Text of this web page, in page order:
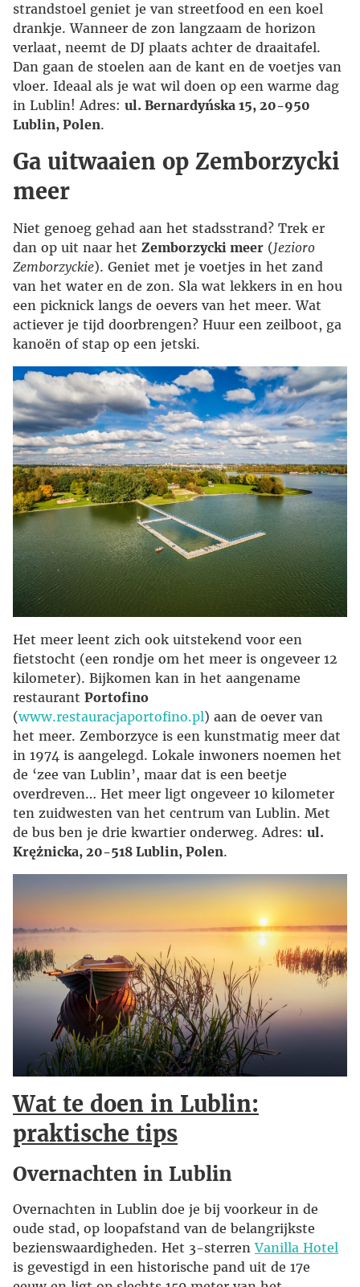
strandstoel geniet je van streetfood en een koel
drankje. Wanneer de zon langzaam de horizon
verlaat, neemt de DJ plaats achter de draaitafel.
Dan gaan de stoelen aan de kant en de voetjes van
vloer. Ideaal als je wat wil doen op een warme dag
in Lublin! Adres: ul. Bernardyńska 15, 20-950
Lublin, Polen.
Ga uitwaaien op Zemborzycki
meer
Niet genoeg gehad aan het stadsstrand? Trek er
dan op uit naar het Zemborzycki meer (Jezioro
Zemborzyckie). Geniet met je voetjes in het zand
van het water en de zon. Sla wat lekkers in en hou
een picknick langs de oevers van het meer. Wat
actiever je tijd doorbrengen? Huur een zeilboot, ga
kanoën of stap op een jetski.
Het meer leent zich ook uitstekend voor een
fietstocht (een rondje om het meer is ongeveer 12
kilometer). Bijkomen kan in het aangename
restaurant Portofino
(www.restauracjaportofino.pl) aan de oever van
het meer. Zemborzyce is een kunstmatig meer dat
in 1974 is aangelegd. Lokale inwoners noemen het
de ‘zee van Lublin’, maar dat is een beetje
overdreven… Het meer ligt ongeveer 10 kilometer
ten zuidwesten van het centrum van Lublin. Met
de bus ben je drie kwartier onderweg. Adres: ul.
Krężnicka, 20-518 Lublin, Polen.
Wat te doen in Lublin:
praktische tips
Overnachten in Lublin
Overnachten in Lublin doe je bij voorkeur in de
oude stad, op loopafstand van de belangrijkste
bezienswaardigheden. Het 3-sterrenVanilla Hotel
is gevestigd in een historische pand uit de 17e